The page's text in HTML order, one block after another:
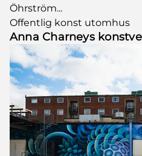
Öhrström...
Offentlig konst utomhus
Anna Charneys